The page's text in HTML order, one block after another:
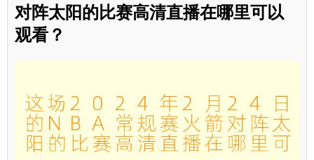
对阵太阳的比赛高清直播在哪里可以
观看？